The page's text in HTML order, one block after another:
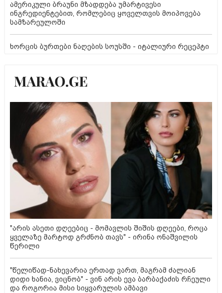
ამერიკული ბრაუნი მზადდება უმარტივესი
ინგრედიენტებით, რომლებიც ყოველთვის მოიპოვება
სამზარეულოში
ხორცის ბურთები ნაღების სოუსში - იტალიური რეცეპტი
"არის ასეთი დღეებიც - მომავლის შიშის დღეები, როცა
ყველაზე მარტოდ გრძნობ თავს" - ირინა ონაშვილის
წერილი
"წელიწად-ნახევარია ერთად ვართ, მაგრამ ძალიან
დიდი ხანია, ვიცნობ" - ვინ არის ევა ბარბაქაძის რჩეული
და როგორია მისი სიყვარულის ამბავი